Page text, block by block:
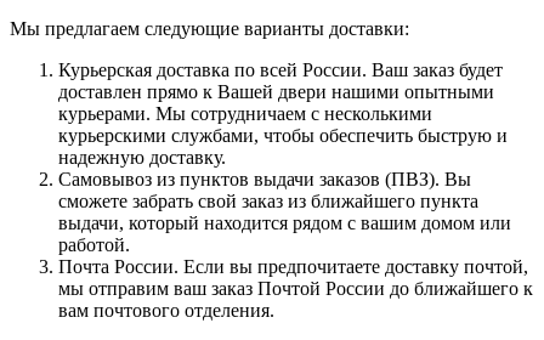
Мы предлагаем следующие варианты доставки:
Курьерская доставка по всей России. Ваш заказ будет
доставлен прямо к Вашей двери нашими опытными
курьерами. Мы сотрудничаем с несколькими
курьерскими службами, чтобы обеспечить быструю и
надежную доставку.
Самовывоз из пунктов выдачи заказов (ПВЗ). Вы
сможете забрать свой заказ из ближайшего пункта
выдачи, который находится рядом с вашим домом или
работой.
Почта России. Если вы предпочитаете доставку почтой,
мы отправим ваш заказ Почтой России до ближайшего к
вам почтового отделения.